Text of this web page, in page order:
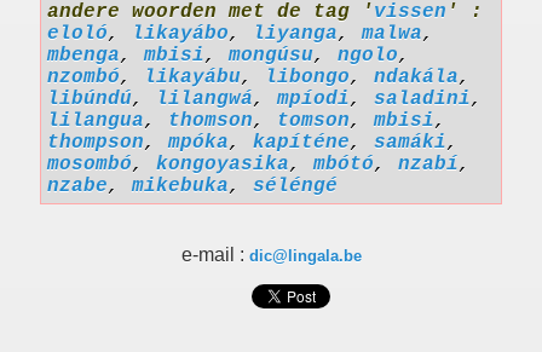
andere woorden met de tag ' vissen ' :
eloló, likayábo, liyanga,malwa,
mbenga,mbisi,mongúsu, ngolo,
nzombó, likayábu, libongo, ndakála,
libúndú, lilangwá,mpíodi, saladini,
lilangua, thomson, tomson,mbisi,
thompson,mpóka, kapíténe, samáki,
mosombó, kongoyasika,mbótó, nzabí,
nzabe,mikebuka, séléngé
e-mail : dic@lingala.be